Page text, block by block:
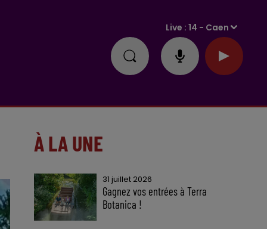
Live :14 - Caen
À LA UNE
31 juillet 2026
Gagnez vos entrées à Terra
Botanica !